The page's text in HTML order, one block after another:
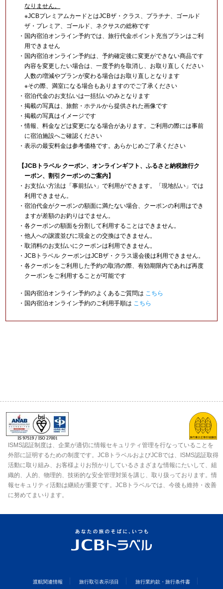
なりません。
※JCBプレミアムカードとはJCBザ・クラス、プラチナ、ゴールド
ザ・プレミア、ゴールド、ネクサスの総称です
・国内宿泊オンライン予約では、旅行代金ポイント充当プランはご利
用できません
・国内宿泊オンライン予約は、予約確定後に変更ができない商品です
内容を変更したい場合は、一度予約を取消し、お取り直しください
人数の増減やプランが変わる場合はお取り直しとなります
※その際、満室になる場合もありますのでご了承ください
・宿泊代金のお支払いは一括払いのみとなります
・掲載の写真は、旅館・ホテルから提供された画像です
・掲載の写真はイメージです
・情報、料金などは変更になる場合があります。ご利用の際には事前
に宿泊施設へご確認ください
・表示の最安料金は参考価格です。あらかじめご了承ください
【JCBトラベル クーポン、オンラインギフト、ふるさと納税旅行ク
ーポン、割引クーポンのご案内】
・お支払い方法は「事前払い」で利用ができます。「現地払い」では
利用できません。
・宿泊代金がクーポンの額面に満たない場合、クーポンの利用はでき
ますが差額のお釣りはでません。
・各クーポンの額面を分割して利用することはできません。
・他人への譲渡並びに現金との交換はできません。
・取消料のお支払いにクーポンは利用できません。
・JCBトラベル クーポンはJCBザ・クラス退会後は利用できません。
・各クーポンをご利用した予約の取消の際、有効期限内であれば再度
クーポンをご利用することが可能です
・国内宿泊オンライン予約のよくあるご質問は こちら
・国内宿泊オンライン予約のご利用手順は こちら
ISMS認証制度は、企業が適切に情報セキュリティ管理を行なっていることを
外部に証明するための制度です。JCBトラベルおよびJCBでは、ISMS認証取得
活動に取り組み、お客様よりお預かりしているさまざまな情報にたいして、組
織的、人的、物理的、技術的な安全管理対策を講じ、取り扱っております。情
報セキュリティ活動は継続が重要です。JCBトラベルでは、今後も維持・改善
に努めてまいります。
渡航関連情報 旅行取引表示項目 旅行業約款・旅行条件書